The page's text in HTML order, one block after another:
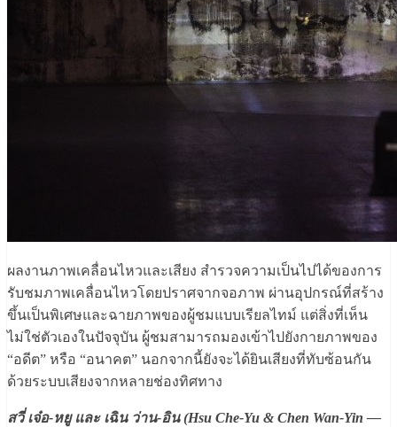
ผลงานภาพเคลื่อนไหวและเสียง สำรวจความเป็นไปได้ของการ
รับชมภาพเคลื่อนไหวโดยปราศจากจอภาพ ผ่านอุปกรณ์ที่สร้าง
ขึ้นเป็นพิเศษและฉายภาพของผู้ชมแบบเรียลไทม์ แต่สิ่งที่เห็น
ไม่ใช่ตัวเองในปัจจุบัน ผู้ชมสามารถมองเข้าไปยังกายภาพของ
“อดีต” หรือ “อนาคต” นอกจากนี้ยังจะได้ยินเสียงที่ทับซ้อนกัน
ด้วยระบบเสียงจากหลายช่องทิศทาง
สวี่ เจ๋อ-หยู และ เฉิน ว่าน-อิน (Hsu Che-Yu & Chen Wan-Yin —